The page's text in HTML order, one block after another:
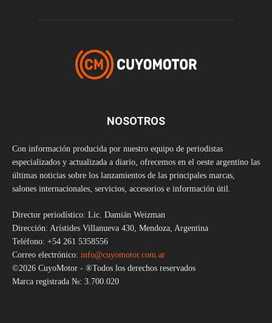
NOSOTROS
Con información producida por nuestro equipo de periodistas
especializados y actualizada a diario, ofrecemos en el oeste argentino las
últimas noticias sobre los lanzamientos de las principales marcas,
salones internacionales, servicios, accesorios e información útil.
Director periodístico: Lic. Damián Weizman
Dirección: Arístides Villanueva 430, Mendoza, Argentina
Teléfono: +54 261 5358556
Correo electrónico: info@cuyomotor.com.ar
©2026 CuyoMotor - ®Todos los derechos reservados
Marca registrada №: 3.700.020